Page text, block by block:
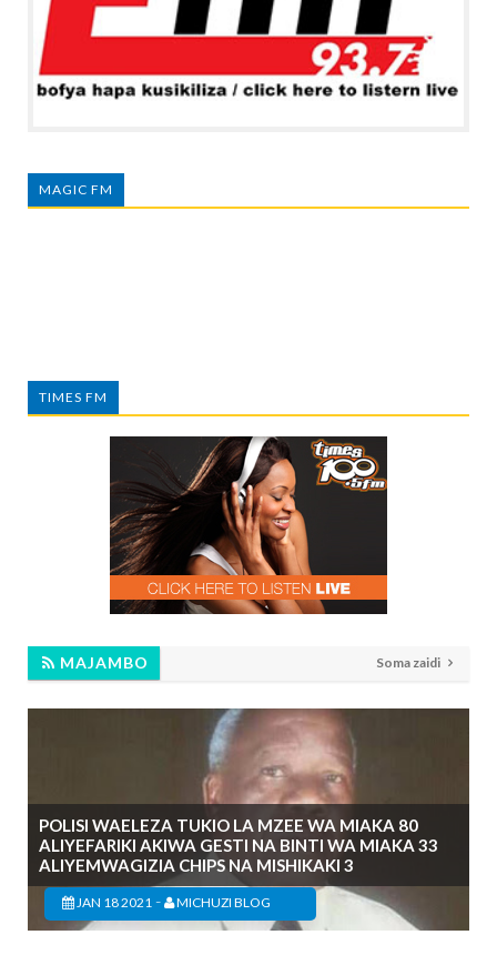
MAGIC FM
TIMES FM
MAJAMBO Soma zaidi
POLISI WAELEZA TUKIO LA MZEE WA MIAKA 80
ALIYEFARIKI AKIWA GESTI NA BINTI WA MIAKA 33
ALIYEMWAGIZIA CHIPS NA MISHIKAKI 3
JAN 18 2021 - MICHUZI BLOG